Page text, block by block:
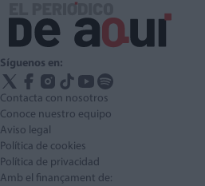
Síguenos en:
Contacta con nosotros
Conoce nuestro equipo
Aviso legal
Política de cookies
Política de privacidad
Amb el finançament de: